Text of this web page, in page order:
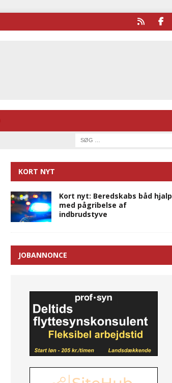
KORT NYT
Kort nyt: Beredskabs båd hjalp
med pågribelse af
indbrudstyve
JOBANNONCE